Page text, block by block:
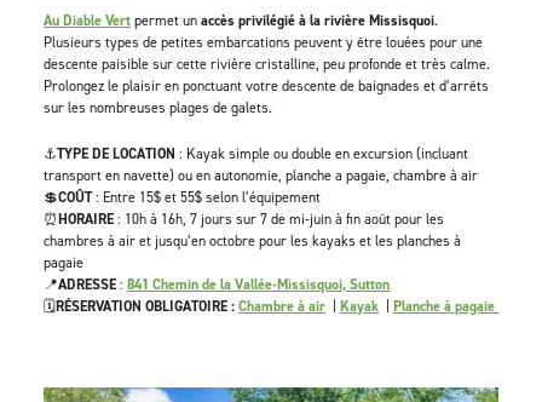
Au Diable Vertpermet unaccès privilégié à la rivière Missisquoi.
Plusieurs types de petites embarcations peuvent y être louées pour une
descente paisible sur cette rivière cristalline, peu profonde et très calme.
Prolongez le plaisir en ponctuant votre descente de baignades et d’arrêts
sur les nombreuses plages de galets.
⚓TYPE DE LOCATION : Kayak simple ou double en excursion (incluant
transport en navette) ou en autonomie, planche a pagaie, chambre à air
💲COÛT: Entre 15$ et 55$ selon l’équipement
⏰HORAIRE: 10h à 16h, 7 jours sur 7 de mi-juin à fin août pour les
chambres à air et jusqu’en octobre pour les kayaks et les planches à
pagaie
📍ADRESSE: 841 Chemin de la Vallée-Missisquoi, Sutton
🗓️RÉSERVATION OBLIGATOIRE :Chambre à air Kayak Planche à pagaie